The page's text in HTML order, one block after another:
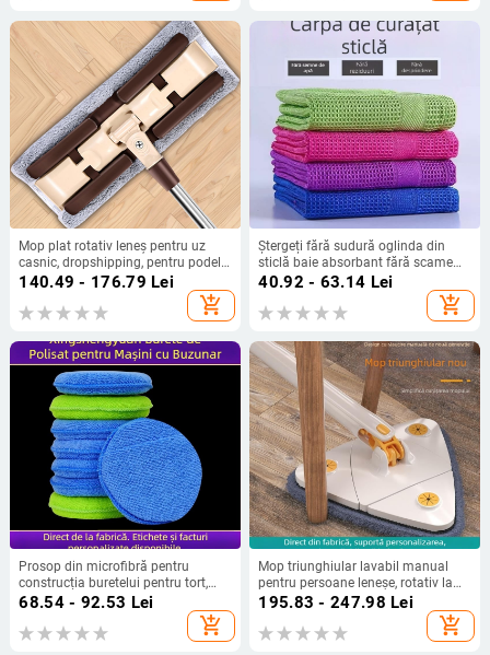
Mop plat rotativ leneș pentru uz
casnic, dropshipping, pentru podele
din lemn, mop umed și uscat cu
dublă utilizare, cu clemă de pânză
140.49 - 176.79 Lei
add_shopping_cart
Ștergeți fără sudură oglinda din
sticlă baie absorbant fără scame
bucătărie treburi casnice cârpă fără
filigran magică leneșă cârpă
40.92 - 63.14 Lei
add_shopping_cart
Prosop din microfibră pentru
construcția buretelui pentru tort,
buzunar, bloc de burete pentru
curățarea mașinii, lustruire, burete
rotund, șervețel
68.54 - 92.53 Lei
add_shopping_cart
Mop triunghiular lavabil manual
pentru persoane leneșe, rotativ la
360 de grade, cu răsucire automată
a apei, multifuncțional, pentru
curățarea sticlei de tavan
195.83 - 247.98 Lei
add_shopping_cart